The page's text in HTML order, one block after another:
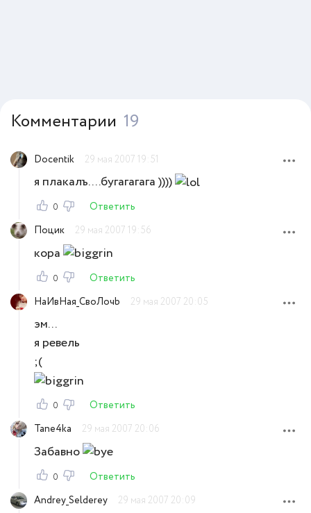
Комментарии 19
Docentik 29 мая 2007 19:51
я плакалъ....бугагагага ))))
0
Ответить
Поцик
29 мая 2007 19:56
кора
0
Ответить
HаИвНая_СвоЛочb
29 мая 2007 20:05
эм...
я ревель
;(
0
Ответить
Tane4ka
29 мая 2007 20:06
Забавно
0
Ответить
Andrey_Selderey
29 мая 2007 20:09